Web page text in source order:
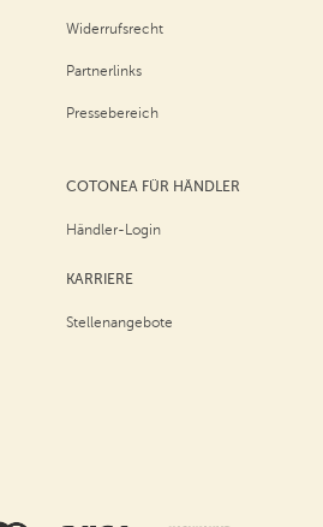
Widerrufsrecht
Partnerlinks
Pressebereich
COTONEA FÜR HÄNDLER
Händler-Login
KARRIERE
Stellenangebote